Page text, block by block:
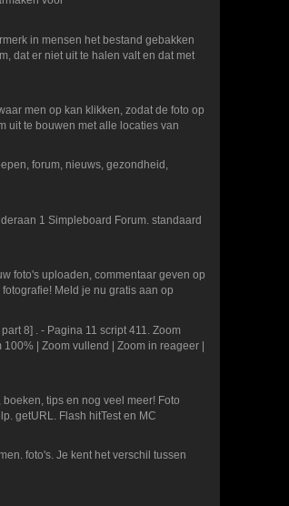
in mensen het bestand gebakken
dat er niet uit te halen valt en dat met
men op kan klikken, zodat de foto op
uit te bouwen met alle locaties van
forum, nieuws, gezondheid,
1 Simpleboard Forum. standaard
foto's uploaden, commentaar geven op
Meld je nu gratis aan op
8] . - Pagina 11 script 411. Zoom
| Zoom vullend | Zoom in reageer |
tips en nog veel meer! Foto
getURL. Flash hitTest en MC
foto's. Je kent het verschil tussen